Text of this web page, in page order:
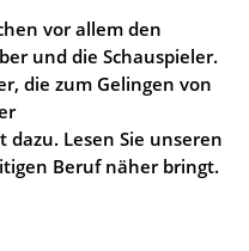
vor allem den
und die Schauspieler.
die zum Gelingen von
dazu. Lesen Sie unseren
Beruf näher bringt.